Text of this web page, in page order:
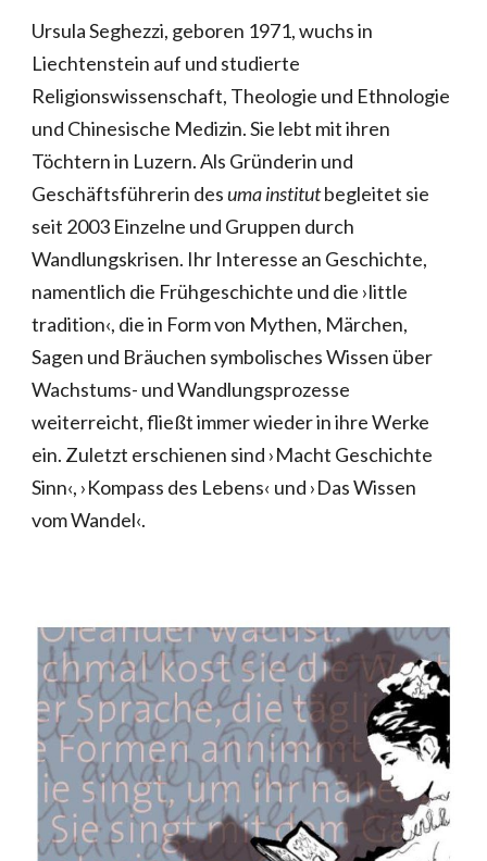
Ursula Seghezzi, geboren 1971, wuchs in
Liechtenstein auf und studierte
Religionswissenschaft, Theologie und Ethnologie
und Chinesische Medizin. Sie lebt mit ihren
Töchtern in Luzern. Als Gründerin und
Geschäftsführerin desuma institutbegleitet sie
seit 2003 Einzelne und Gruppen durch
Wandlungskrisen. Ihr Interesse an Geschichte,
namentlich die Frühgeschichte und die ›little
tradition‹, die in Form von Mythen, Märchen,
Sagen und Bräuchen symbolisches Wissen über
Wachstums- und Wandlungsprozesse
weiterreicht, fließt immer wieder in ihre Werke
ein. Zuletzt erschienen sind ›Macht Geschichte
Sinn‹, ›Kompass des Lebens‹ und ›Das Wissen
vom Wandel‹.